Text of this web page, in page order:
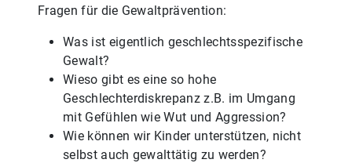
Fragen für die Gewaltprävention:
Was ist eigentlich geschlechtsspezifische
Gewalt?
Wieso gibt es eine so hohe
Geschlechterdiskrepanz z.B. im Umgang
mit Gefühlen wie Wut und Aggression?
Wie können wir Kinder unterstützen, nicht
selbst auch gewalttätig zu werden?